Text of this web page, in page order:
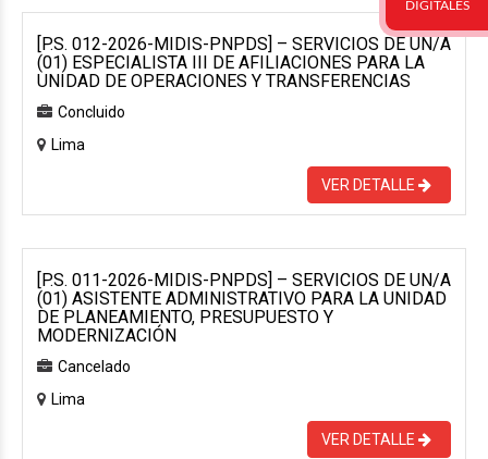
[P.S. 012-2026-MIDIS-PNPDS] – SERVICIOS DE UN/A
(01) ESPECIALISTA III DE AFILIACIONES PARA LA
UNIDAD DE OPERACIONES Y TRANSFERENCIAS
Concluido
Lima
VER DETALLE
[P.S. 011-2026-MIDIS-PNPDS] – SERVICIOS DE UN/A
(01) ASISTENTE ADMINISTRATIVO PARA LA UNIDAD
DE PLANEAMIENTO, PRESUPUESTO Y
MODERNIZACIÓN
Cancelado
Lima
VER DETALLE
DIGITALES